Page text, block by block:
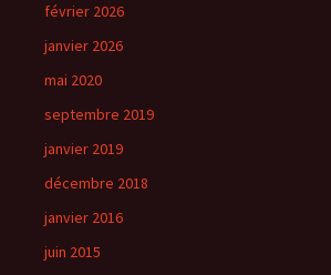
février 2026
janvier 2026
mai 2020
septembre 2019
janvier 2019
décembre 2018
janvier 2016
juin 2015